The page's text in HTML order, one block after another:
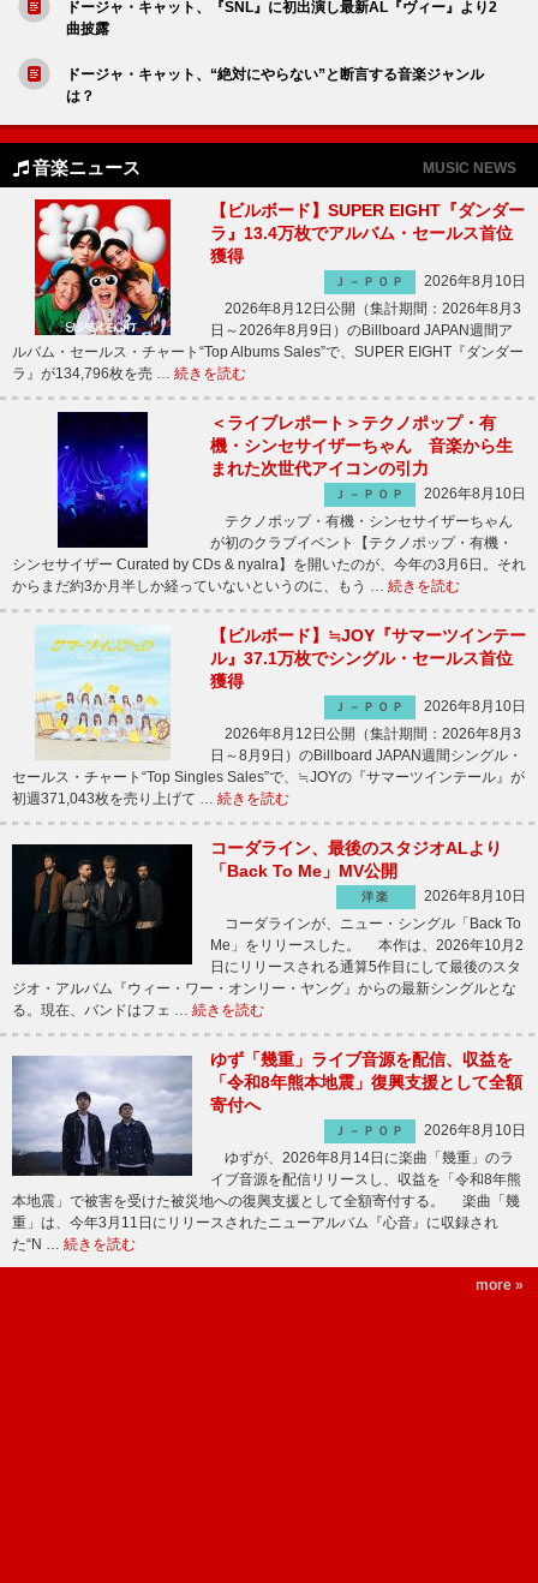
ドージャ・キャット、『SNL』に初出演し最新AL『ヴィー』より2
曲披露
ドージャ・キャット、“絶対にやらない”と断言する音楽ジャンル
は？
音楽ニュース MUSIC NEWS
【ビルボード】SUPER EIGHT『ダンダー
ラ』13.4万枚でアルバム・セールス首位
獲得
Ｊ－ＰＯＰ
2026年8月10日
2026年8月12日公開（集計期間：2026年8月3
日～2026年8月9日）のBillboard JAPAN週間ア
ルバム・セールス・チャート“Top Albums Sales”で、SUPER EIGHT『ダンダー
ラ』が134,796枚を売 … 続きを読む
＜ライブレポート＞テクノポップ・有
機・シンセサイザーちゃん 音楽から生
まれた次世代アイコンの引力
Ｊ－ＰＯＰ
2026年8月10日
テクノポップ・有機・シンセサイザーちゃん
が初のクラブイベント【テクノポップ・有機・
シンセサイザー Curated by CDs & nyalra】を開いたのが、今年の3月6日。それ
からまだ約3か月半しか経っていないというのに、もう … 続きを読む
【ビルボード】≒JOY『サマーツインテー
ル』37.1万枚でシングル・セールス首位
獲得
Ｊ－ＰＯＰ
2026年8月10日
2026年8月12日公開（集計期間：2026年8月3
日～8月9日）のBillboard JAPAN週間シングル・
セールス・チャート“Top Singles Sales”で、≒JOYの『サマーツインテール』が
初週371,043枚を売り上げて … 続きを読む
コーダライン、最後のスタジオALより
「Back To Me」MV公開
洋楽
2026年8月10日
コーダラインが、ニュー・シングル「Back To
Me」をリリースした。 本作は、2026年10月2
日にリリースされる通算5作目にして最後のスタ
ジオ・アルバム『ウィー・ワー・オンリー・ヤング』からの最新シングルとな
る。現在、バンドはフェ … 続きを読む
ゆず「幾重」ライブ音源を配信、収益を
「令和8年熊本地震」復興支援として全額
寄付へ
Ｊ－ＰＯＰ
2026年8月10日
ゆずが、2026年8月14日に楽曲「幾重」のラ
イブ音源を配信リリースし、収益を「令和8年熊
本地震」で被害を受けた被災地への復興支援として全額寄付する。 楽曲「幾
重」は、今年3月11日にリリースされたニューアルバム『心音』に収録され
た“N … 続きを読む
more »